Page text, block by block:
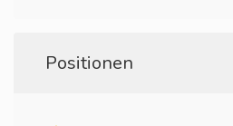
Positionen